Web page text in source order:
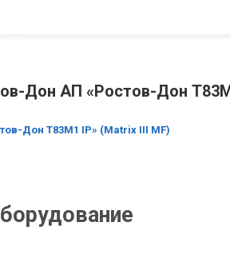
Дон АП «Ростов-Дон
Дон Т83М1 IP» (Matrix III MF)